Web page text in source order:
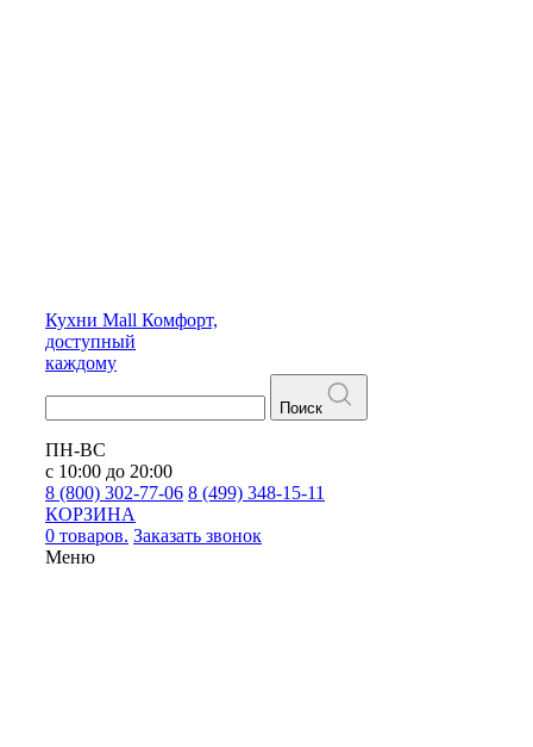
Кухни Mall Комфорт,
доступный
каждому
Поиск
ПН-ВС
с 10:00 до 20:00
8 (800) 302-77-06 8 (499) 348-15-11
КОРЗИНА
0 товаров. Заказать звонок
Меню